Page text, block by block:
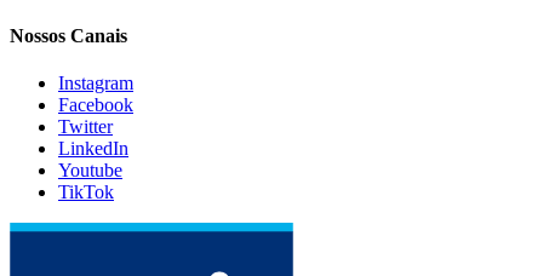
Nossos Canais
Instagram
Facebook
Twitter
LinkedIn
Youtube
TikTok